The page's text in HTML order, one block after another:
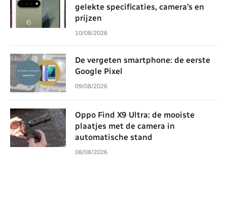
gelekte specificaties, camera’s en
prijzen
10/08/2026
De vergeten smartphone: de eerste
Google Pixel
09/08/2026
Oppo Find X9 Ultra: de mooiste
plaatjes met de camera in
automatische stand
08/08/2026